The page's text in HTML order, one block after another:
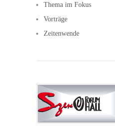
Thema im Fokus
Vorträge
Zeitenwende